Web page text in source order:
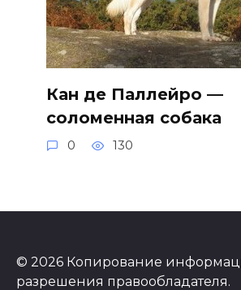
Кан де Паллейро —
соломенная собака
0 130
© 2026 Копирование
разрешения правообладателя.